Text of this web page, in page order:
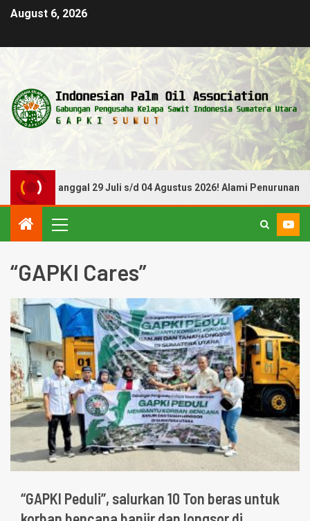
August 6, 2026
Tanggal 29 Juli s/d 04 Agustus 2026! Alami Penurunan
“GAPKI Cares”
“GAPKI Peduli”, salurkan 10 Ton beras untuk